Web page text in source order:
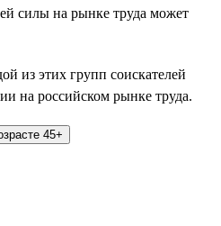
силы на рынке труда может
из этих групп соискателей
на российском рынке труда.
45+